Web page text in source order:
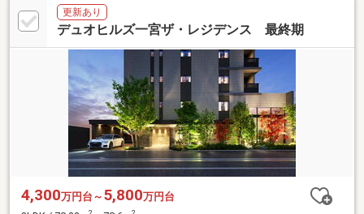
更新あり
デュオヒルズ一宮ザ・レジデンス 最終期
4,300万円台～ 5,800万円台